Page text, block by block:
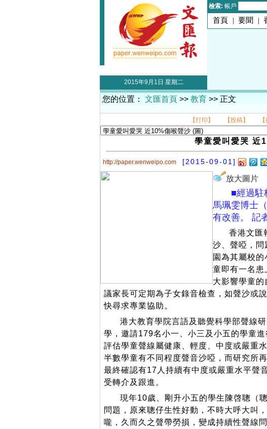
檢索: 帳戶
首頁 | 要聞 |
2015年9月1日 星期二
您的位置： 文匯首頁 >> 教育 >> 正文
【打印】 【投稿】
學童愛叫愛哭 近
http://paper.wenweipo.com [2015-09-01]
放大圖片
■經過駐
馬珮雯博士
有改善。 記
香港文匯
沙、聲啞，問
園為其屬校
童即有一名患
大影響學童
議家長可定期為子女錄音檢查，如聲沙或
快尋求專業協助。
港大教育學院言語及聽覺科學部聲線
學，邀請179名小一、小三及小五的學童
評估學童聲線屬健康、輕度、中度或嚴重
半數學童有不同程度聲音沙啞，而研究所
最終確認有17人持續有中度或嚴重水平聲
受轉介及跟進。
現年10歲、剛升小五的學生陳啓聰（
問題，原來聰仔生性好動，不時大呼大叫
嚨，久而久之聲帶勞損，變成持續性聲線